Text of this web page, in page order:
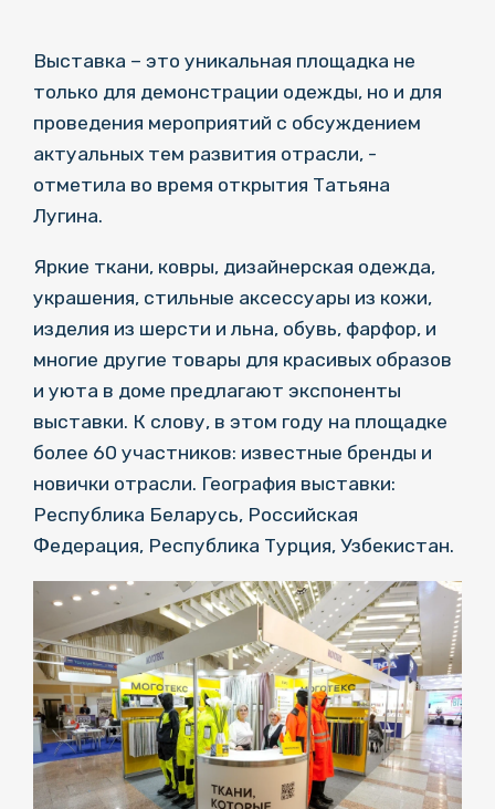
Выставка – это уникальная площадка не
только для демонстрации одежды, но и для
проведения мероприятий с обсуждением
актуальных тем развития отрасли, -
отметила во время открытия Татьяна
Лугина.
Яркие ткани, ковры, дизайнерская одежда,
украшения, стильные аксессуары из кожи,
изделия из шерсти и льна, обувь, фарфор, и
многие другие товары для красивых образов
и уюта в доме предлагают экспоненты
выставки. К слову, в этом году на площадке
более 60 участников: известные бренды и
новички отрасли. География выставки:
Республика Беларусь, Российская
Федерация, Республика Турция, Узбекистан.